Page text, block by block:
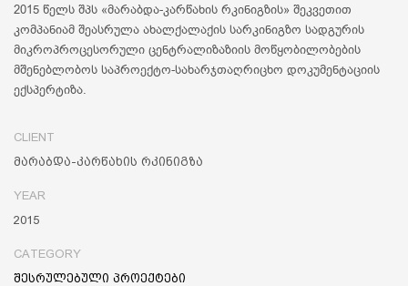
2015 წელს შპს «მარაბდა-კარწახის რკინიგზის» შეკვეთით
კომპანიამ შეასრულა ახალქალაქის სარკინიგზო სადგურის
მიკროპროცესორული ცენტრალიზაზიის მოწყობილობების
მშენებლობოს საპროექტო-სახარჯთაღრიცხო დოკუმენტაციის
ექსპერტიზა.
CLIENT
მარაბდა-კარწახის რკინიგზა
YEAR
2015
CATEGORY
შესრულებული პროექტები